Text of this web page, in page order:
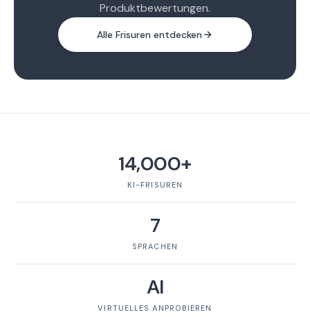
Produktbewertungen.
Alle Frisuren entdecken
14,000+
KI-FRISUREN
7
SPRACHEN
AI
VIRTUELLES ANPROBIEREN